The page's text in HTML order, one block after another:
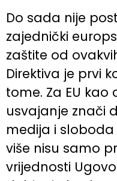
Do sada nije
zajednički
zaštite od
Direktiva je prvi
tome. Za EU kao
usvajanje znači
medija i
više nisu samo
vrijednosti